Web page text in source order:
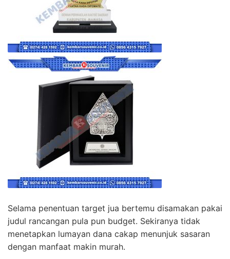
Selama penentuan target jua bertemu disamakan pakai
judul rancangan pula pun budget. Sekiranya tidak
menetapkan lumayan dana cakap menunjuk sasaran
dengan manfaat makin murah.